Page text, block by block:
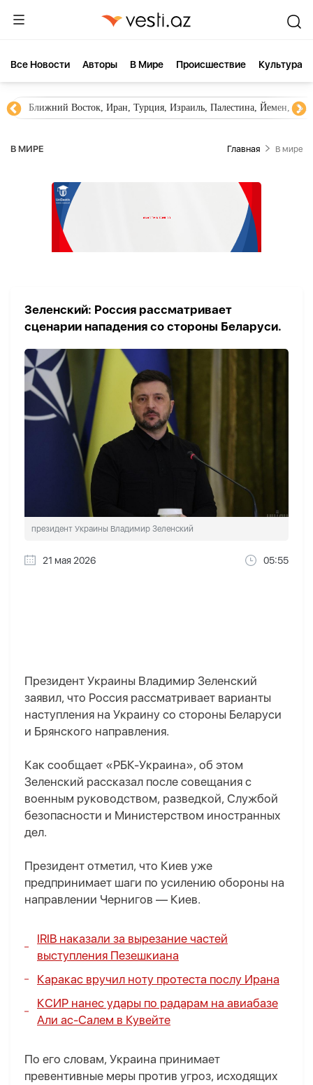
Все Новости Aвторы В Мире Происшествие Культура
Ближний Восток, Иран, Турция, Израиль, Палестина, Йемен,
В МИРЕ Главная В мире
Зеленский: Россия рассматривает
сценарии нападения со стороны Беларуси.
президент Украины Владимир Зеленский
21 мая 2026 05:55
Президент Украины Владимир Зеленский
заявил, что Россия рассматривает варианты
наступления на Украину со стороны Беларуси
и Брянского направления.
Как сообщает «РБК-Украина», об этом
Зеленский рассказал после совещания с
военным руководством, разведкой, Службой
безопасности и Министерством иностранных
дел.
Президент отметил, что Киев уже
предпринимает шаги по усилению обороны на
направлении Чернигов — Киев.
IRIB наказали за вырезание частей
выступления Пезешкиана
Каракас вручил ноту протеста послу Ирана
КСИР нанес удары по радарам на авиабазе
Али ас-Салем в Кувейте
По его словам, Украина принимает
превентивные меры против угроз, исходящих